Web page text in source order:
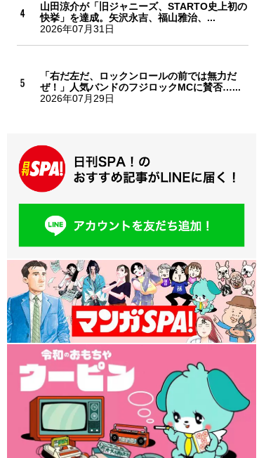
山田涼介が「旧ジャニーズ、STARTO史上初の
快挙」を達成。矢沢永吉、福山雅治、...
2026年07月31日
「右だ左だ、ロックンロールの前では無力だ
ぜ！」人気バンドのフジロックMCに賛否…...
2026年07月29日